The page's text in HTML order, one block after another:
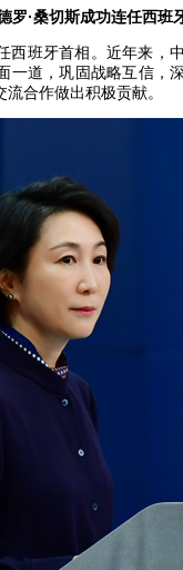
罗·桑切斯成功连任西班
西班牙首相。近年来，
一道，巩固战略互信，
合作做出积极贡献。